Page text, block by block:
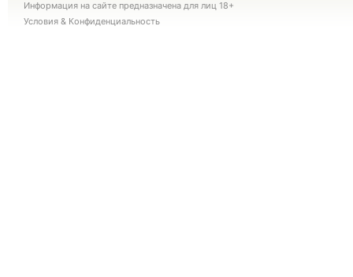
Информация на сайте предназначена для лиц 18+
Условия & Конфиденциальность